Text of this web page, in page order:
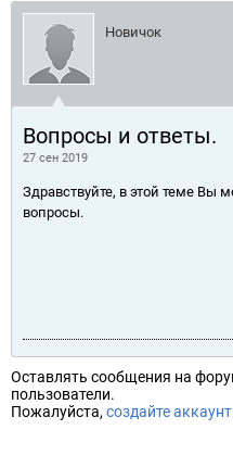
Новичок
Вопросы и ответы.
27 сен 2019
Здравствуйте, в этой теме Вы
вопросы.
Оставлять сообщения на
пользователи.
Пожалуйста, создайте аккаунт